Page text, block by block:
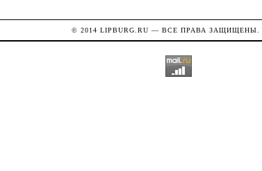
© 2014LIPBURG.RU — ВСЕ ПРАВА ЗАЩИЩЕНЫ.